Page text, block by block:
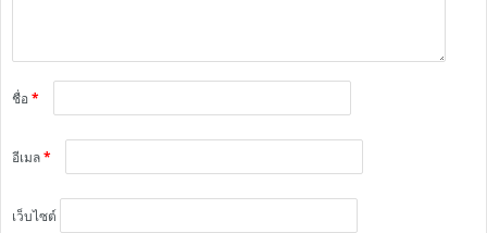
ชื่อ*
อีเมล*
เว็บไซต์